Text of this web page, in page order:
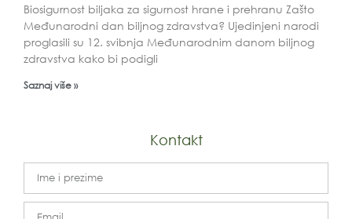
Biosigurnost biljaka za sigurnost hrane i prehranu Zašto
Međunarodni dan biljnog zdravstva? Ujedinjeni narodi
proglasili su 12. svibnja Međunarodnim danom biljnog
zdravstva kako bi podigli
Saznaj više »
Kontakt